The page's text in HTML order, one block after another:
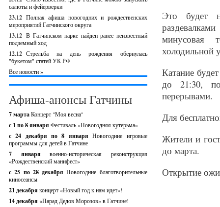
салюты и фейерверки
23.12 Полная афиша новогодних и рождественских
мероприятий Гатчинского округа
13.12 В Гатчинском парке найден ранее неизвестный
подземный ход
12.12 Стрельба на день рождения обернулась
"букетом" статей УК РФ
Все новости »
Афиша-анонсы Гатчины
7 мартаКонцерт "Моя весна"
с 1 по 8 января Фестиваль «Новогодняя кутерьма»
с 24 декабря по 8 январяНовогодние игровые
программы для детей в Гатчине
7 январявоенно-историческая реконструкция
«Рождественский манифест»
c 25 по 28 декабряНовогодние благотворительные
киносеансы
21 декабря концерт «Новый год к нам идет»!
14 декабря «Парад Дедов Морозов» в Гатчине!
Это будет
минусовая
холодильной
Катание
до 21:30,
перерывами.
Для
Жители и
до марта.
Открытие